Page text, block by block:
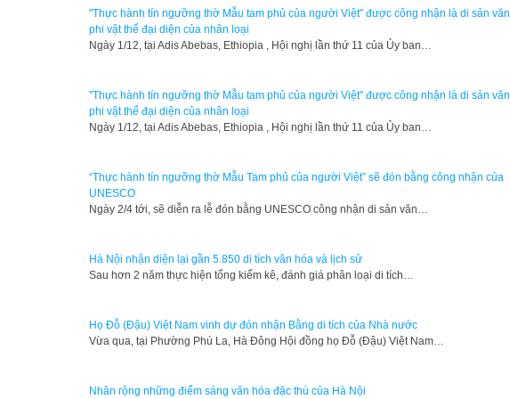
"Thực hành tín ngưỡng thờ Mẫu tam phủ của người Việt" được công nhận là di sản
phi vật thể đại diện của nhân loại
Ngày 1/12, tại Adis Abebas, Ethiopia , Hội nghị lần thứ 11 của Ủy ban…
"Thực hành tín ngưỡng thờ Mẫu tam phủ của người Việt" được công nhận là di sản
phi vật thể đại diện của nhân loại
Ngày 1/12, tại Adis Abebas, Ethiopia , Hội nghị lần thứ 11 của Ủy ban…
“Thực hành tín ngưỡng thờ Mẫu Tam phủ của người Việt” sẽ đón bằng công nhận của
UNESCO
Ngày 2/4 tới, sẽ diễn ra lễ đón bằng UNESCO công nhận di sản văn…
Hà Nội nhận diện lại gần 5.850 di tích văn hóa và lịch sử
Sau hơn 2 năm thực hiện tổng kiểm kê, đánh giá phân loại di tích…
Họ Đỗ (Đậu) Việt Nam vinh dự đón nhận Bằng di tích của Nhà nước
Vừa qua, tại Phường Phú La, Hà Đông Hội đồng họ Đỗ (Đậu) Việt Nam…
Nhân rộng những điểm sáng văn hóa đặc thù của Hà Nội